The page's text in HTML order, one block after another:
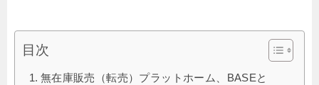
目次
無在庫販売（転売）プラットホーム、BASEと